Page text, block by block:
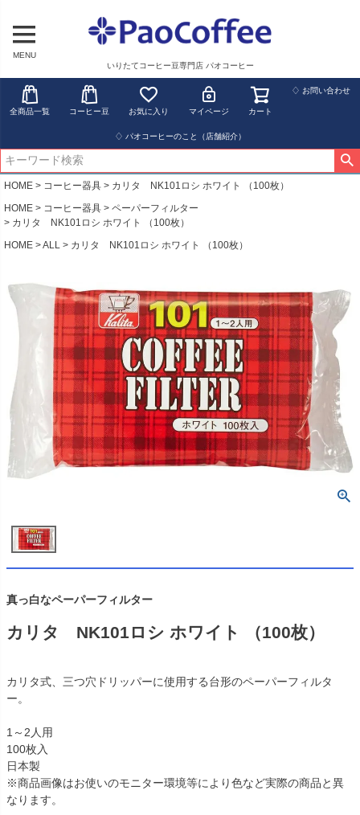
MENU
いりたてコーヒー豆専門店 パオコーヒー
全商品一覧 コーヒー豆 お気に入り マイページ カート
♢ お問い合わせ
♢ パオコーヒーのこと（店舗紹介）
HOME コーヒー器具
カリタ NK101ロシ ホワイト （100枚）
HOME
コーヒー器具
ペーパーフィルター
カリタ NK101ロシ ホワイト （100枚）
HOME
ALL カリタ NK101ロシ ホワイト （100枚）
真っ白なペーパーフィルター
カリタ NK101ロシ ホワイト （100枚）
カリタ式、三つ穴ドリッパーに使用する台形のペーパーフィルタ
ー。
1～2人用
100枚入
日本製
※商品画像はお使いのモニター環境等により色など実際の商品と異
なります。